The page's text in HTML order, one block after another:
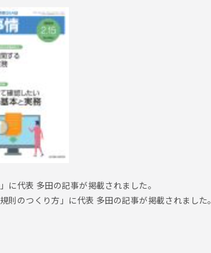
代表 多田の記事が掲載されました。
のつくり方」に代表 多田の記事が掲載されました。